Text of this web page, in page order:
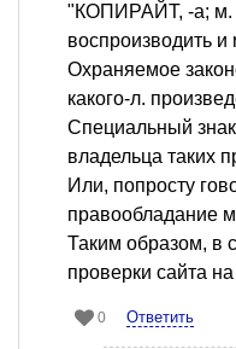
"КОПИРАЙТ, -а; м.
воспроизводить и
Охраняемое
какого-л.
Специальный
владельца таких
Или, попросту
правообладание
Таким образом, в
проверки сайта
0 Ответить